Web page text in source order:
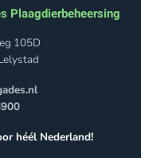
Plaagdierbeheersing
105D
héél Nederland!